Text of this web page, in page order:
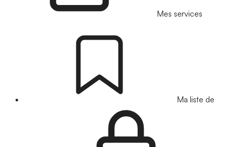
Mes services
Ma liste de